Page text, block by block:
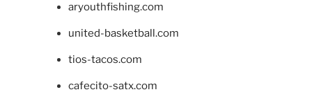
aryouthfishing.com
united-basketball.com
tios-tacos.com
cafecito-satx.com